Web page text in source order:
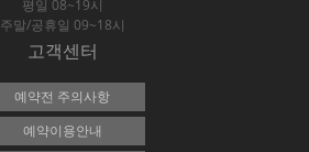
평일 08~19시
주말/공휴일 09~18시
고객센터
예약전 주의사항
예약이용안내